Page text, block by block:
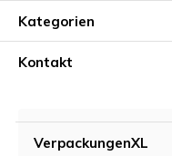
Kategorien
Kontakt
VerpackungenXL